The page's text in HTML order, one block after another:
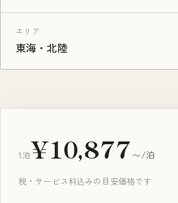
エリア
東海・北陸
1泊¥10,877 〜/泊
税・サービス料込みの目安価格です